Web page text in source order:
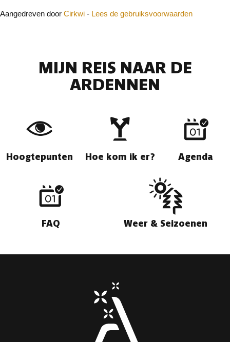
Aangedreven door Cirkwi - Lees de gebruiksvoorwaarden
MIJN REIS NAAR DE
ARDENNEN
Hoogtepunten Hoe kom ik er? Agenda
FAQ Weer & Seizoenen